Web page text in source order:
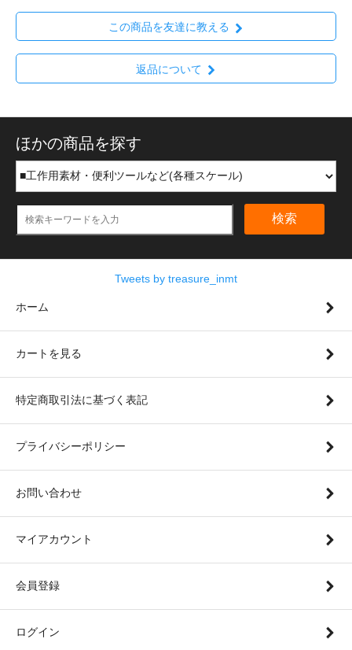
この商品を友達に教える
返品について
ほかの商品を探す
検索
Tweets by treasure_inmt
ホーム
カートを見る
特定商取引法に基づく表記
プライバシーポリシー
お問い合わせ
マイアカウント
会員登録
ログイン